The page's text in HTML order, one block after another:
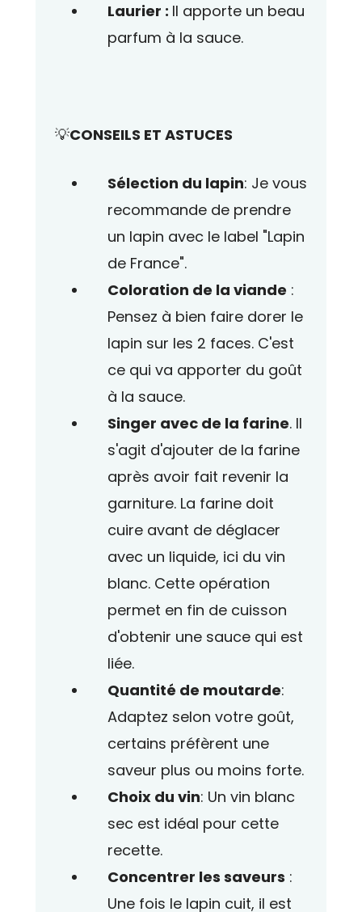
Laurier : Il apporte un beau
parfum à la sauce.
💡CONSEILS ET ASTUCES
Sélection du lapin: Je vous
recommande de prendre
un lapin avec le label "Lapin
de France".
Coloration de la viande :
Pensez à bien faire dorer le
lapin sur les 2 faces. C'est
ce qui va apporter du goût
à la sauce.
Singer avec de la farine. Il
s'agit d'ajouter de la farine
après avoir fait revenir la
garniture. La farine doit
cuire avant de déglacer
avec un liquide, ici du vin
blanc. Cette opération
permet en fin de cuisson
d'obtenir une sauce qui est
liée.
Quantité de moutarde:
Adaptez selon votre goût,
certains préfèrent une
saveur plus ou moins forte.
Choix du vin: Un vin blanc
sec est idéal pour cette
recette.
Concentrer les saveurs :
Une fois le lapin cuit, il est